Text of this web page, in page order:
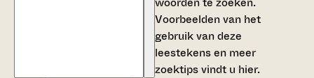
Voorbeelden van het
gebruik van deze
leestekens en meer
zoektips vindt u hier.